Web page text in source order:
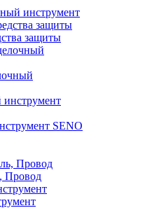
инструмент
защиты
SENO
Провод